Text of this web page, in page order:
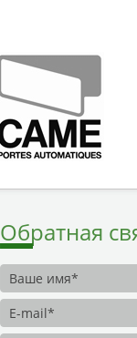
Обратная